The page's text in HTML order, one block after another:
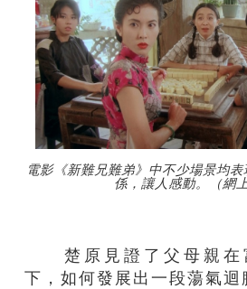
電影《新難兄難弟》中不少場景均
係，讓人感動。（網
楚原見證了父母親在
下，如何發展出一段蕩氣迴